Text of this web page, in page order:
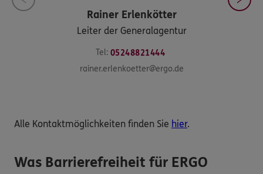
Rainer Erlenkötter
Leiter der Generalagentur
Tel: 05248821444
rainer.erlenkoetter@ergo.de
Alle Kontaktmöglichkeiten finden Sie hier.
Was Barrierefreiheit für ERGO